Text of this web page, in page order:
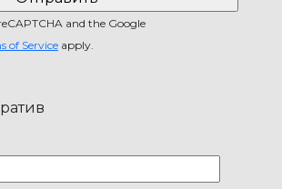
and the Google
of Service apply.